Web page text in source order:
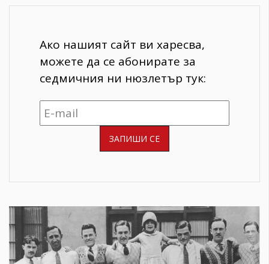
Ако нашият сайт ви харесва,
можете да се абонирате за
седмичния ни нюзлетър тук: